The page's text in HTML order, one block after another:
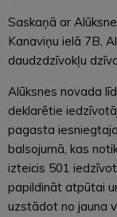
Saskaņā ar
Kanaviņu ielā 7B,
daudzdzīvokļu
Alūksnes novada
deklarētie
pagasta
balsojumā, kas
izteicis 501
papildināt atpūtai
uzstādot no jauna